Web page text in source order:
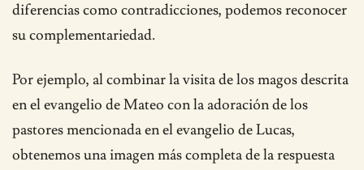
diferencias como contradicciones, podemos reconocer
su complementariedad.
Por ejemplo, al combinar la visita de los magos descrita
en el evangelio de Mateo con la adoración de los
pastores mencionada en el evangelio de Lucas,
obtenemos una imagen más completa de la respuesta